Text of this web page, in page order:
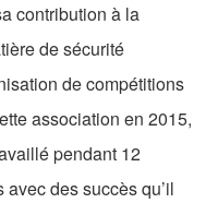
contribution à la
de sécurité
de compétitions
association en 2015,
pendant 12
des succès qu’il